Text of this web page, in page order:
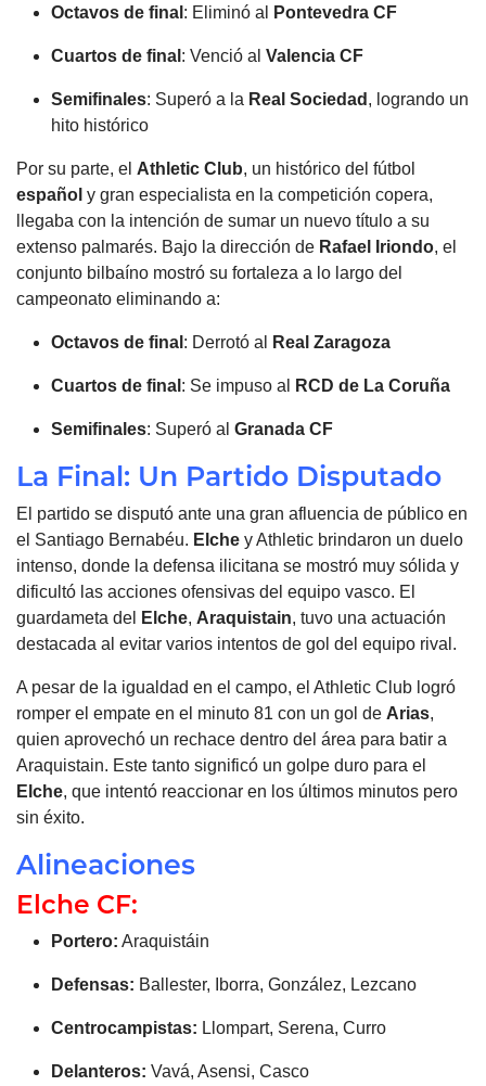
Octavos de final : Eliminó al Pontevedra CF
Cuartos de final : Venció al Valencia CF
Semifinales: Superó a la Real Sociedad , logrando un
hito histórico
Por su parte, el Athletic Club, un histórico del fútbol
español y gran especialista en la competición copera,
llegaba con la intención de sumar un nuevo título a su
extenso palmarés. Bajo la dirección de Rafael Iriondo, el
conjunto bilbaíno mostró su fortaleza a lo largo del
campeonato eliminando a:
Octavos de final : Derrotó al Real Zaragoza
Cuartos de final : Se impuso al RCD de La Coruña
Semifinales: Superó al Granada CF
La Final: Un Partido Disputado
El partido se disputó ante una gran afluencia de público en
el Santiago Bernabéu. Elche y Athletic brindaron un duelo
intenso, donde la defensa ilicitana se mostró muy sólida y
dificultó las acciones ofensivas del equipo vasco. El
guardameta del
Elche, Araquistain, tuvo una actuación
destacada al evitar varios intentos de gol del equipo rival.
A pesar de la igualdad en el campo, el Athletic Club logró
romper el empate en el minuto 81 con un gol de Arias,
quien aprovechó un rechace dentro del área para batir a
Araquistain. Este tanto significó un golpe duro para el
Elche, que intentó reaccionar en los últimos minutos pero
sin éxito.
Alineaciones
Elche CF:
Portero: Araquistáin
Defensas: Ballester, Iborra, González, Lezcano
Centrocampistas: Llompart, Serena, Curro
Delanteros: Vavá, Asensi, Casco